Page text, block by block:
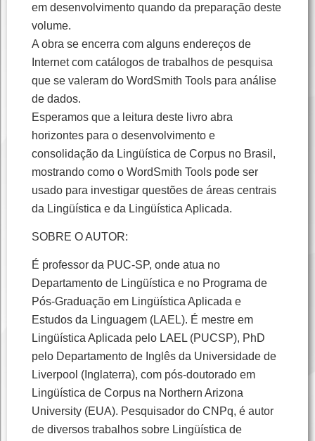
em desenvolvimento quando da preparação deste
volume.
A obra se encerra com alguns endereços de
Internet com catálogos de trabalhos de pesquisa
que se valeram do WordSmith Tools para análise
de dados.
Esperamos que a leitura deste livro abra
horizontes para o desenvolvimento e
consolidação da Lingüística de Corpus no Brasil,
mostrando como o WordSmith Tools pode ser
usado para investigar questões de áreas centrais
da Lingüística e da Lingüística Aplicada.
SOBRE O AUTOR:
É professor da PUC-SP, onde atua no
Departamento de Lingüística e no Programa de
Pós-Graduação em Lingüística Aplicada e
Estudos da Linguagem (LAEL). É mestre em
Lingüística Aplicada pelo LAEL (PUCSP), PhD
pelo Departamento de Inglês da Universidade de
Liverpool (Inglaterra), com pós-doutorado em
Lingüística de Corpus na Northern Arizona
University (EUA). Pesquisador do CNPq, é autor
de diversos trabalhos sobre Lingüística de